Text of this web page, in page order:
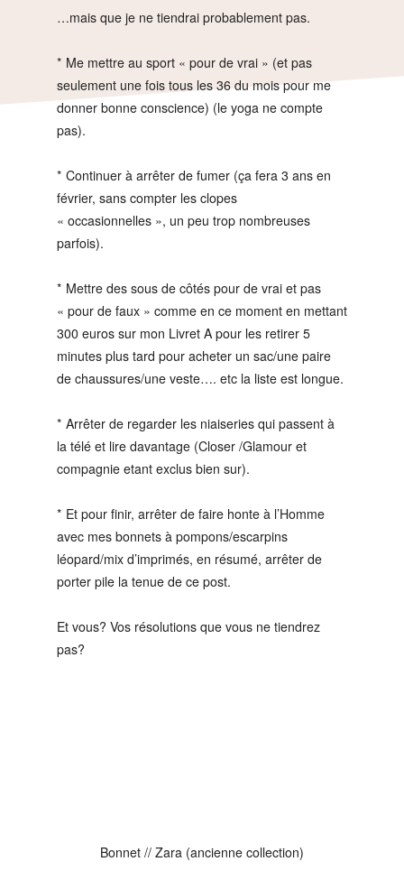
…mais que je ne tiendrai probablement pas.
* Me mettre au sport « pour de vrai » (et pas
seulement une fois tous les 36 du mois pour me
donner bonne conscience) (le yoga ne compte
pas).
* Continuer à arrêter de fumer (ça fera 3 ans en
février, sans compter les clopes
« occasionnelles », un peu trop nombreuses
parfois).
* Mettre des sous de côtés pour de vrai et pas
« pour de faux » comme en ce moment en mettant
300 euros sur mon Livret A pour les retirer 5
minutes plus tard pour acheter un sac/une paire
de chaussures/une veste…. etc la liste est longue.
* Arrêter de regarder les niaiseries qui passent à
la télé et lire davantage (Closer /Glamour et
compagnie etant exclus bien sur).
* Et pour finir, arrêter de faire honte à l’Homme
avec mes bonnets à pompons/escarpins
léopard/mix d’imprimés, en résumé, arrêter de
porter pile la tenue de ce post.
Et vous? Vos résolutions que vous ne tiendrez
pas?
Bonnet // Zara (ancienne collection)